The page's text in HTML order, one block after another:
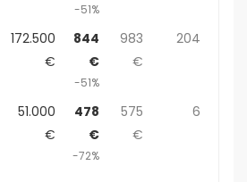
-51%
172.500
€
844
€
-51%
983
€
204
51.000
€
478
€
-72%
575
€
6